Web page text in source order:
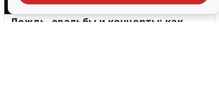
Дождь, свадьбы и концерты: как